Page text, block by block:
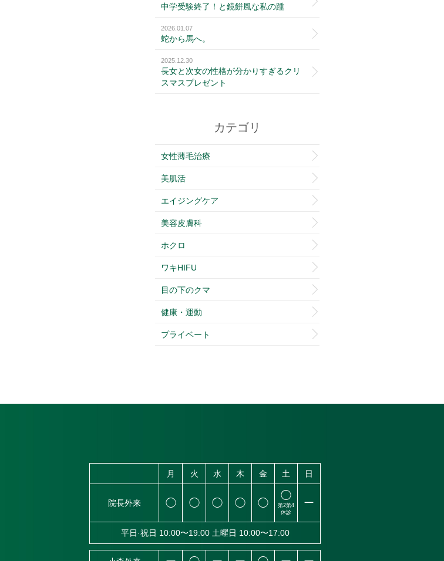
中学受験終了！と鏡餅風な私の踵
2026.01.07
蛇から馬へ。
2025.12.30
長女と次女の性格が分かりすぎるクリ
スマスプレゼント
カテゴリ
女性薄毛治療
美肌活
エイジングケア
美容皮膚科
ホクロ
ワキHIFU
目の下のクマ
健康・運動
プライベート
月 火 水 木 金 土 日
院長外来 ◯ ◯ ◯ ◯ ◯
◯
第2第4
休診
ー
平日·祝日 10:00〜19:00 土曜日 10:00〜17:00